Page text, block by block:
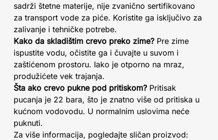
sadrži štetne materije, nije zvanično sertifikovano
za transport vode za piće. Koristite ga isključivo za
zalivanje i tehničke potrebe.
Kako da skladištim crevo preko zime? Pre zime
ispustite vodu, očistite ga i čuvajte u suvom i
zaštićenom prostoru. Iako je otporno na mraz,
produžićete vek trajanja.
Šta ako crevo pukne pod pritiskom? Pritisak
pucanja je 22 bara, što je znatno više od pritiska u
kućnom vodovodu. U normalnim uslovima neće
puknuti.
Za više informacija, pogledajte sličan proizvod: